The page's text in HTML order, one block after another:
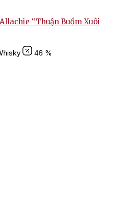
“Thuận Buồm Xuôi
46 %